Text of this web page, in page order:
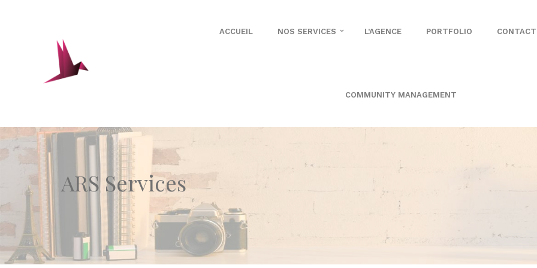
ACCUEIL NOS SERVICES L’AGENCE PORTFOLIO CONTACT
COMMUNITY MANAGEMENT
ARS Services